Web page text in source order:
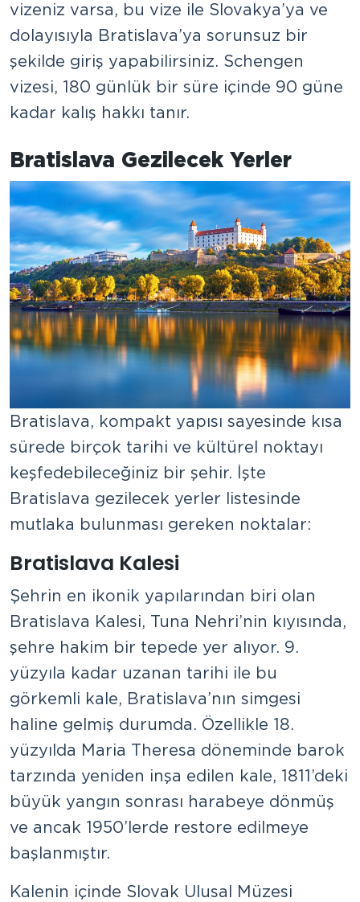
vizeniz varsa, bu vize ile Slovakya’ya ve
dolayısıyla Bratislava’ya sorunsuz bir
şekilde giriş yapabilirsiniz. Schengen
vizesi, 180 günlük bir süre içinde 90 güne
kadar kalış hakkı tanır.
Bratislava Gezilecek Yerler
Bratislava, kompakt yapısı sayesinde kısa
sürede birçok tarihi ve kültürel noktayı
keşfedebileceğiniz bir şehir. İşte
Bratislava gezilecek yerler listesinde
mutlaka bulunması gereken noktalar:
Bratislava Kalesi
Şehrin en ikonik yapılarından biri olan
Bratislava Kalesi, Tuna Nehri’nin kıyısında,
şehre hakim bir tepede yer alıyor. 9.
yüzyıla kadar uzanan tarihi ile bu
görkemli kale, Bratislava’nın simgesi
haline gelmiş durumda. Özellikle 18.
yüzyılda Maria Theresa döneminde barok
tarzında yeniden inşa edilen kale, 1811’deki
büyük yangın sonrası harabeye dönmüş
ve ancak 1950’lerde restore edilmeye
başlanmıştır.
Kalenin içinde Slovak Ulusal Müzesi